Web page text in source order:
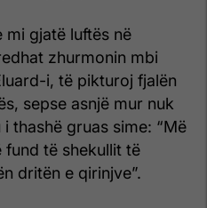
gjatë luftës në
zhurmonin mbi
i, të pikturoj fjalën
sepse asnjë mur nuk
thashë gruas sime: “Më
fund të shekullit të
dritën e qirinjve”.